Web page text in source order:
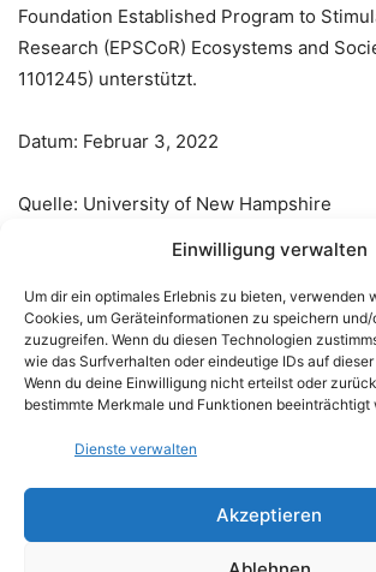
Einwilligung verwalten
Um dir ein optimales Erlebnis zu bieten, verwenden
Cookies, um Geräteinformationen zu speichern
zuzugreifen. Wenn du diesen Technologien
wie das Surfverhalten oder eindeutige IDs auf
Wenn du deine Einwilligung nicht erteilst oder
bestimmte Merkmale und Funktionen beeinträchtigt
Dienste verwalten
Akzeptieren
Foundation Established Program to
Research (EPSCoR) Ecosystems and
1101245) unterstützt.
Datum: Februar 3, 2022
Quelle: University of New Hampshire
Grogan, Sarah J. Nelson, Sarah Garlick,
Casson.Future of Winter in
Climate Indicators Portray Warming and
will Impact Ecosystems and